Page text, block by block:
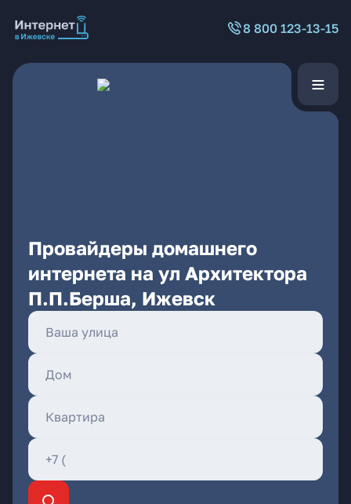
8 800 123-13-15
Провайдеры домашнего
интернета на ул Архитектора
П.П.Берша, Ижевск